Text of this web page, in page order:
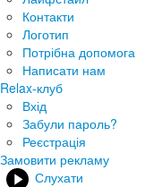
Контакти
Логотип
Потрібна допомога
Написати нам
Relax-клуб
Вхід
Забули пароль?
Реєстрація
Замовити рекламу
Слухати